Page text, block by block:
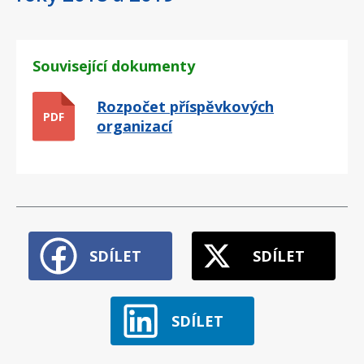
Související dokumenty
PDF
Rozpočet příspěvkových
organizací
SDÍLET SDÍLET
SDÍLET